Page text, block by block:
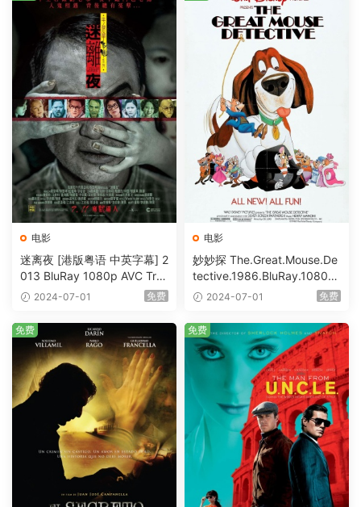
电影
迷离夜 [港版粤语 中英字幕] 2
013 BluRay 1080p AVC Tru
eHD5.1 [BDISO 22.64GB]
2024-07-01 免费
电影
妙妙探 The.Great.Mouse.De
tective.1986.BluRay.1080p.
AVC.DTS-HD.MA.5.1-HDHo
2024-07-01 免费
免费 免费